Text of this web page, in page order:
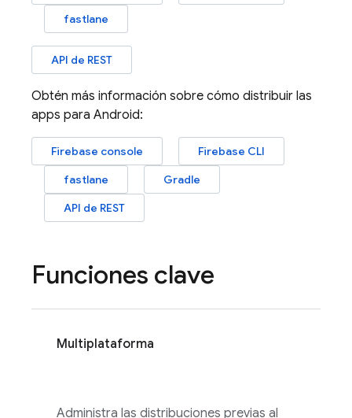
fastlane
API de REST
Obtén más información sobre cómo distribuir las
apps para Android:
Firebase console Firebase CLI
fastlane
Gradle
API de REST
Funciones clave
Multiplataforma
Administra las distribuciones previas al